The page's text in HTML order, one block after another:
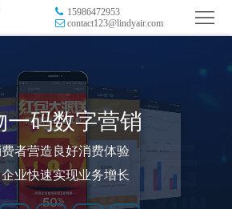
15986472953
contact123@lindyair.com
一码数字营销
者营造良好消费体验
业快速实现业务增长